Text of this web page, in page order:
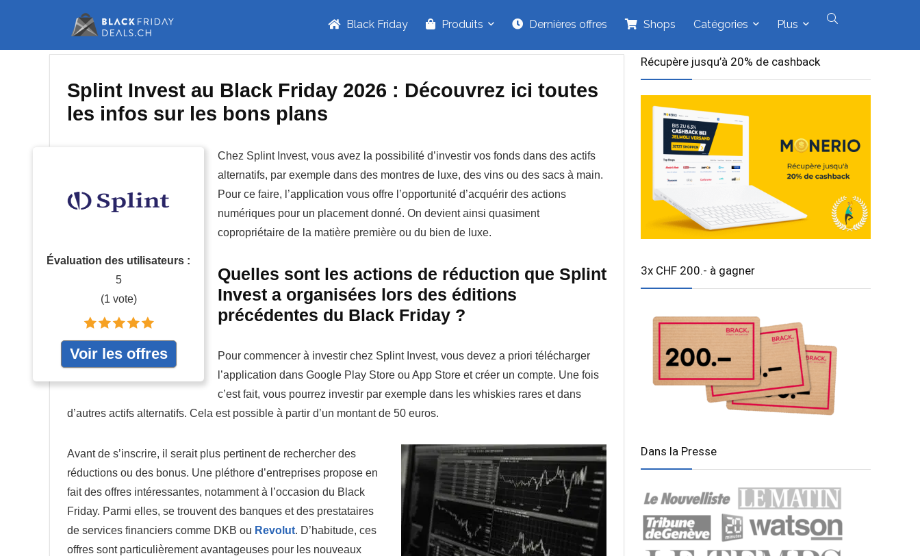
Black Friday Produits Dernières offres Shops Catégories Plus
Splint Invest au Black Friday 2026 : Découvrez ici toutes
les infos sur les bons plans
Évaluation des utilisateurs :
5
(1 vote)
Voir les offres
Chez Splint Invest, vous avez la possibilité d’investir vos fonds dans des actifs
alternatifs, par exemple dans des montres de luxe, des vins ou des sacs à main.
Pour ce faire, l’application vous offre l’opportunité d’acquérir des actions
numériques pour un placement donné. On devient ainsi quasiment
copropriétaire de la matière première ou du bien de luxe.
Quelles sont les actions de réduction que Splint
Invest a organisées lors des éditions
précédentes du Black Friday ?
Pour commencer à investir chez Splint Invest, vous devez a priori télécharger
l’application dans Google Play Store ou App Store et créer un compte. Une fois
c’est fait, vous pourrez investir par exemple dans les whiskies rares et dans
d’autres actifs alternatifs. Cela est possible à partir d’un montant de 50 euros.
Avant de s’inscrire, il serait plus pertinent de rechercher des
réductions ou des bonus. Une pléthore d’entreprises propose en
fait des offres intéressantes, notamment à l’occasion du Black
Friday. Parmi elles, se trouvent des banques et des prestataires
de services financiers comme DKB ou Revolut. D’habitude, ces
offres sont particulièrement avantageuses pour les nouveaux
Récupère jusqu’à 20% de cashback
3x CHF 200.- à gagner
Dans la Presse